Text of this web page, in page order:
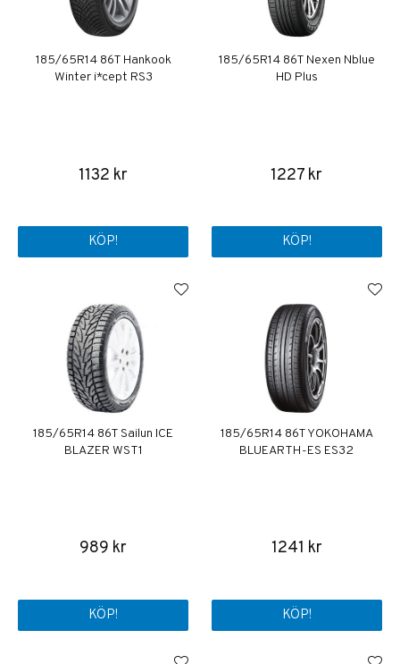
185/65R14 86T Hankook
Winter i*cept RS3
1132 kr
KÖP!
185/65R14 86T Nexen Nblue
HD Plus
1227 kr
KÖP!
185/65R14 86T Sailun ICE
BLAZER WST1
989 kr
KÖP!
185/65R14 86T YOKOHAMA
BLUEARTH-ES ES32
1241 kr
KÖP!